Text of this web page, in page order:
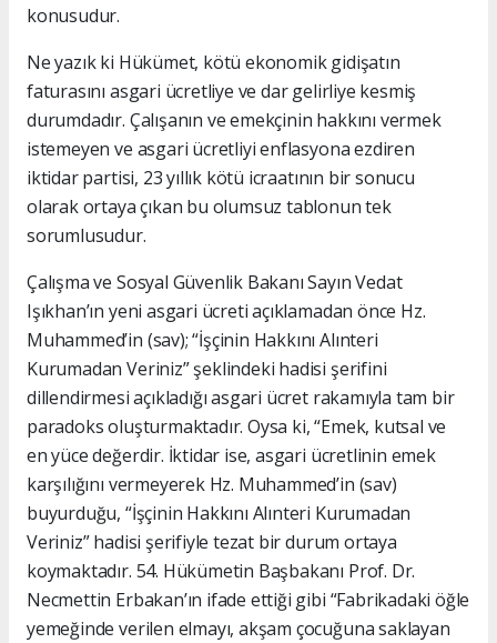
konusudur.
Ne yazık ki Hükümet, kötü ekonomik gidişatın
faturasını asgari ücretliye ve dar gelirliye kesmiş
durumdadır. Çalışanın ve emekçinin hakkını vermek
istemeyen ve asgari ücretliyi enflasyona ezdiren
iktidar partisi, 23 yıllık kötü icraatının bir sonucu
olarak ortaya çıkan bu olumsuz tablonun tek
sorumlusudur.
Çalışma ve Sosyal Güvenlik Bakanı Sayın Vedat
Işıkhan’ın yeni asgari ücreti açıklamadan önce Hz.
Muhammed’in (sav); “İşçinin Hakkını Alınteri
Kurumadan Veriniz” şeklindeki hadisi şerifini
dillendirmesi açıkladığı asgari ücret rakamıyla tam bir
paradoks oluşturmaktadır. Oysa ki, “Emek, kutsal ve
en yüce değerdir. İktidar ise, asgari ücretlinin emek
karşılığını vermeyerek Hz. Muhammed’in (sav)
buyurduğu, “İşçinin Hakkını Alınteri Kurumadan
Veriniz” hadisi şerifiyle tezat bir durum ortaya
koymaktadır. 54. Hükümetin Başbakanı Prof. Dr.
Necmettin Erbakan’ın ifade ettiği gibi “Fabrikadaki öğle
yemeğinde verilen elmayı, akşam çocuğuna saklayan